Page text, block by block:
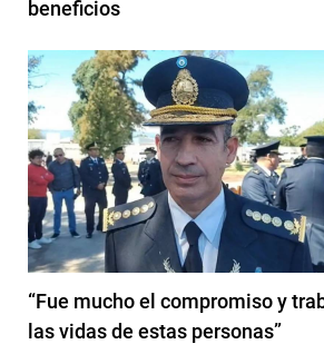
beneficios
“Fue mucho el compromiso y
las vidas de estas personas”